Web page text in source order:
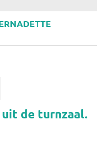
uit de turnzaal.